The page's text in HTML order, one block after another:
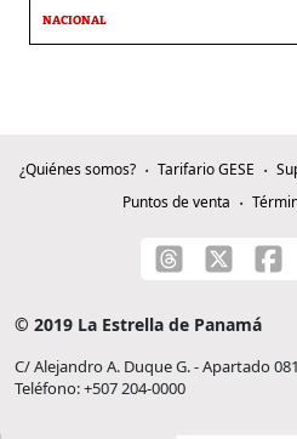
NACIONAL
¿Quiénes somos? Tarifario GESE
Puntos de venta
© 2019 La Estrella de Panamá
C/ Alejandro A. Duque G. - Apartado
Teléfono: +507 204-0000